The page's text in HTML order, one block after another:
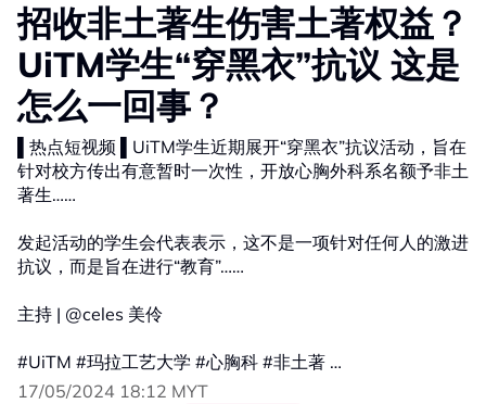
招收非土著生伤害土著权益？
UiTM学生“穿黑衣”抗议 这是
怎么一回事？
▌热点短视频 ▌UiTM学生近期展开“穿黑衣”抗议活动，旨在
针对校方传出有意暂时一次性，开放心胸外科系名额予非土
著生……
发起活动的学生会代表表示，这不是一项针对任何人的激进
抗议，而是旨在进行“教育”……
主持 | @celes 美伶
#UiTM #玛拉工艺大学 #心胸科 #非土著
#发射热点 #84hotspot #热点短视频
17/05/2024 18:12 MYT